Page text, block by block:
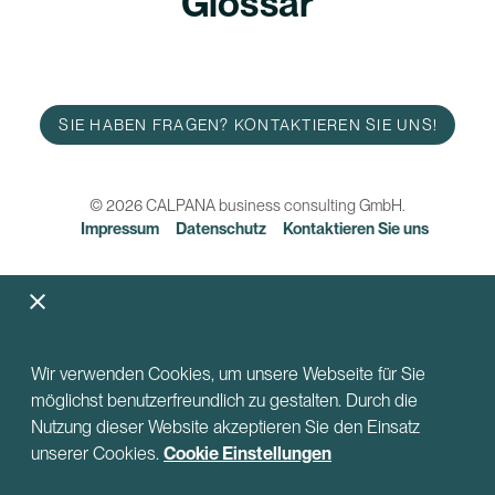
SIE HABEN FRAGEN? KONTAKTIEREN SIE UNS!
© 2026 CALPANA business consulting GmbH.
Impressum
Datenschutz Kontaktieren Sie uns
Wir verwenden Cookies, um unsere Webseite für Sie
möglichst benutzerfreundlich zu gestalten. Durch die
Nutzung dieser Website akzeptieren Sie den Einsatz
unserer Cookies. Cookie Einstellungen